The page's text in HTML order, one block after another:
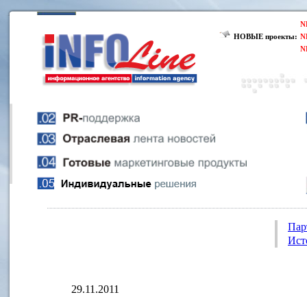
НОВЫЕ проекты:
29.11.2011